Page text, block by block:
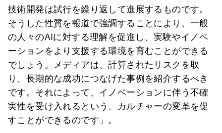
技術開発は試行を繰り返して進展するものです。
そうした性質を報道で強調することにより、一般
の人々のAIに対する理解を促進し、実験やイノベ
ーションをより支援する環境を育むことができる
でしょう。メディアは、計算されたリスクを取
り、長期的な成功につなげた事例を紹介するべき
です。それによって、イノベーションに伴う不確
実性を受け入れるという、カルチャーの変革を促
すことができるのです」。